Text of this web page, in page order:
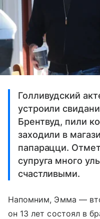
Голливудский
устроили
Брентвуд, пили
заходили в
папарацци.
супруга много
счастливыми.
Напомним, Эмма —
он 13 лет состоял в